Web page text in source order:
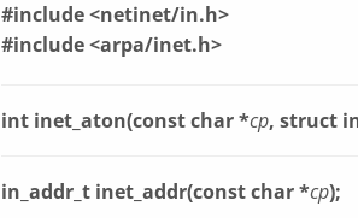
#include <netinet/in.h>
#include <arpa/inet.h>
int inet_aton(const char *cp, struct
in_addr_t inet_addr(const char *cp);